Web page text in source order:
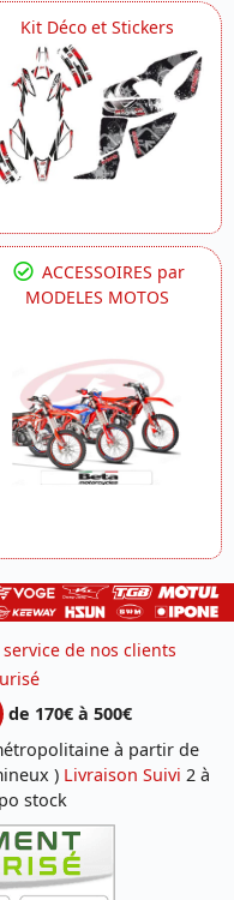
Kit Déco et Stickers
ACCESSOIRES par
MODELES MOTOS
service de nos clients
de 170€ à 500€
à partir de
) Livraison Suivi 2 à
stock